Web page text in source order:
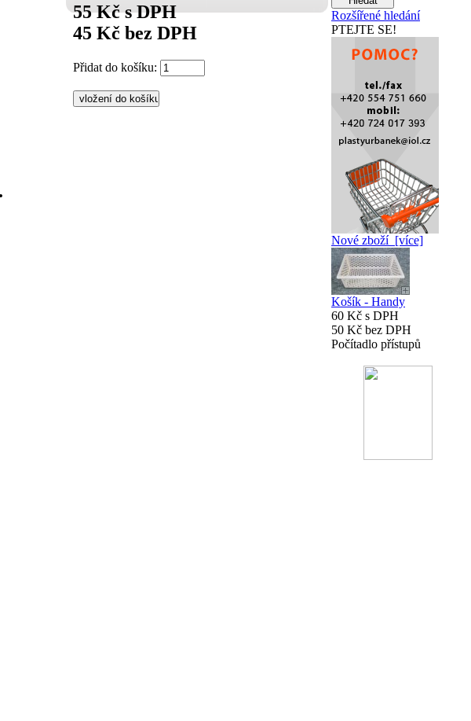
55 Kč s DPH
45 Kč bez DPH
Přidat do košíku:
Rozšířené hledání
PTEJTE SE!
Nové zboží [více]
Košík - Handy
60 Kč s DPH
50 Kč bez DPH
Počítadlo přístupů